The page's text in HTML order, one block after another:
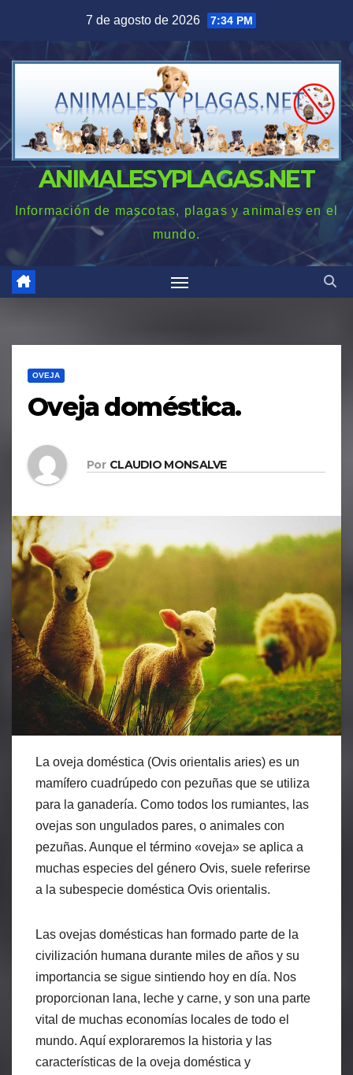
contenido
7 de agosto de 2026 7:34 PM
ANIMALESYPLAGAS.NET
Información de mascotas, plagas y animales en el
mundo.
OVEJA
Oveja doméstica.
Por CLAUDIO MONSALVE
La oveja doméstica (Ovis orientalis aries) es un
mamífero cuadrúpedo con pezuñas que se utiliza
para la ganadería. Como todos los rumiantes, las
ovejas son ungulados pares, o animales con
pezuñas. Aunque el término «oveja» se aplica a
muchas especies del género Ovis, suele referirse
a la subespecie doméstica Ovis orientalis.
Las ovejas domésticas han formado parte de la
civilización humana durante miles de años y su
importancia se sigue sintiendo hoy en día. Nos
proporcionan lana, leche y carne, y son una parte
vital de muchas economías locales de todo el
mundo. Aquí exploraremos la historia y las
características de la oveja doméstica y